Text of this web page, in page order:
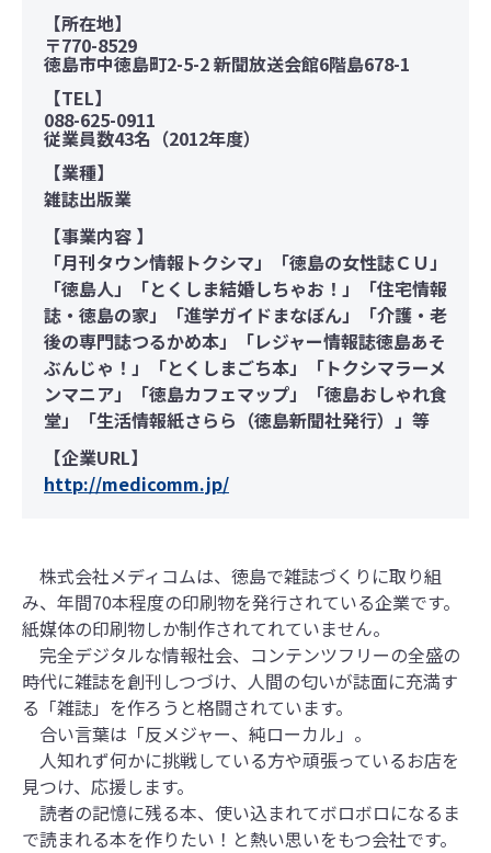
【所在地】
〒770-8529
徳島市中徳島町2-5-2 新聞放送会館6階島678-1
【TEL】
088-625-0911
従業員数43名（2012年度）
【業種】
雑誌出版業
【事業内容 】
「月刊タウン情報トクシマ」「徳島の女性誌ＣＵ」
「徳島人」「とくしま結婚しちゃお！」「住宅情報
誌・徳島の家」「進学ガイドまなぼん」「介護・老
後の専門誌つるかめ本」「レジャー情報誌徳島あそ
ぶんじゃ！」「とくしまごち本」「トクシマラーメ
ンマニア」「徳島カフェマップ」「徳島おしゃれ食
堂」「生活情報紙さらら（徳島新聞社発行）」等
【企業URL】
http://medicomm.jp/
株式会社メディコムは、徳島で雑誌づくりに取り組
み、年間70本程度の印刷物を発行されている企業です。
紙媒体の印刷物しか制作されてれていません。
完全デジタルな情報社会、コンテンツフリーの全盛の
時代に雑誌を創刊しつづけ、人間の匂いが誌面に充満す
る「雑誌」を作ろうと格闘されています。
合い言葉は「反メジャー、純ローカル」。
人知れず何かに挑戦している方や頑張っているお店を
見つけ、応援します。
読者の記憶に残る本、使い込まれてボロボロになるま
で読まれる本を作りたい！と熱い思いをもつ会社です。